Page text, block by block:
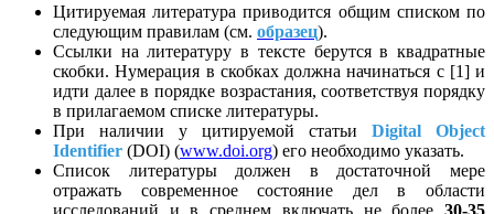
Цитируемая литература приводится общим списком по
следующим правилам (см. образец).
Ссылки на литературу в тексте берутся в квадратные
скобки. Нумерация в скобках должна начинаться с [1] и
идти далее в порядке возрастания, соответствуя порядку
в прилагаемом списке литературы.
При наличии у цитируемой статьи Digital
Object
Identifier (DOI) (www.doi.org) его необходимо указать.
Список литературы должен в достаточной мере
отражать современное состояние дел в области
исследований и в среднем включать не более 30-35